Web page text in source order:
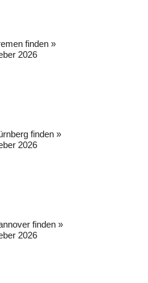
finden »
2026
finden »
2026
finden »
2026